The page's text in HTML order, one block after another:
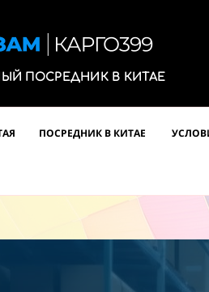
ПОСРЕДНИК В КИТАЕ
ПОСРЕДНИК В КИТАЕ